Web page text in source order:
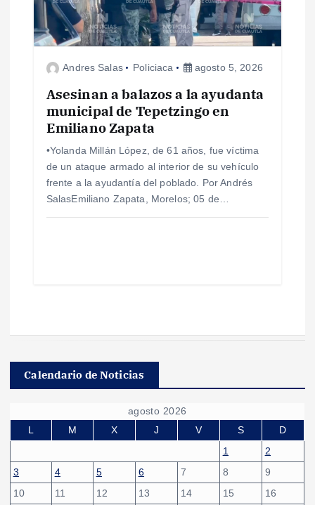
Andres Salas Policiaca agosto 5, 2026
Asesinan a balazos a la ayudanta
municipal de Tepetzingo en
Emiliano Zapata
•Yolanda Millán López, de 61 años, fue víctima
de un ataque armado al interior de su vehículo
frente a la ayudantía del poblado. Por Andrés
SalasEmiliano Zapata, Morelos; 05 de…
Calendario de Noticias
agosto 2026
L
M X J V S
D
1
2
3
4 5 6 7 8
9
10
11 12 13 14 15
16